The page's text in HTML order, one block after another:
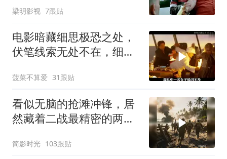
梁明影视 7跟贴
电影暗藏细思极恐之处，
伏笔线索无处不在，细节
菠菜不算爱 31跟贴
看似无脑的抢滩冲锋，居
然藏着二战最精密的两栖
简影时光 103跟贴